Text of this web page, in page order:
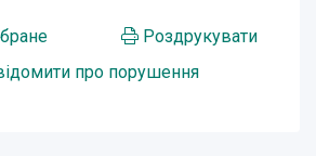
Роздрукувати
про порушення